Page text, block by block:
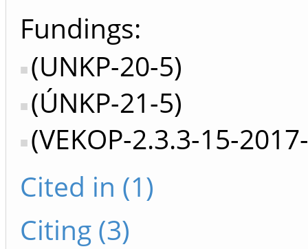
Fundings:
(UNKP-20-5)
(ÚNKP-21-5)
(VEKOP-2.3.3-15-
Cited in (1)
Citing (3)